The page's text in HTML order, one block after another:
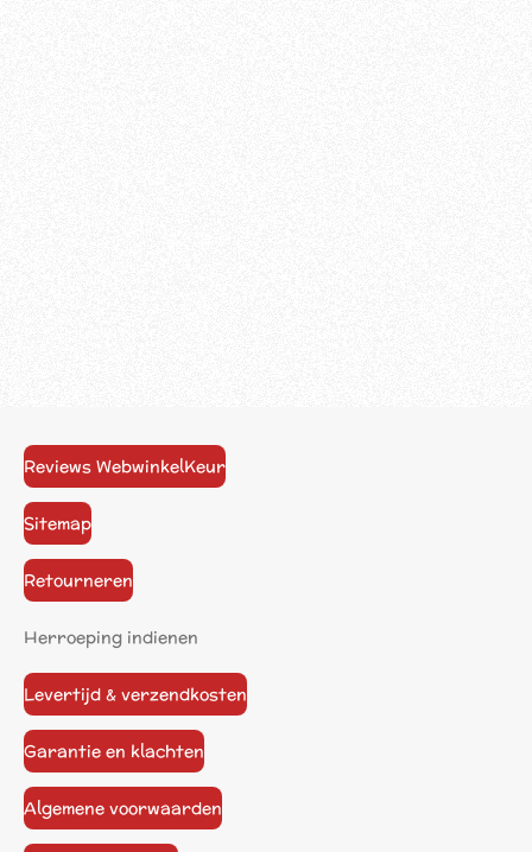
Reviews WebwinkelKeur
Sitemap
Retourneren
Herroeping indienen
Levertijd & verzendkosten
Garantie en klachten
Algemene voorwaarden